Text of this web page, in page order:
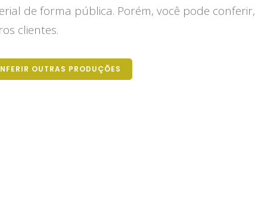
de forma pública. Porém, você pode conferir,
clientes.
OUTRAS PRODUÇÕES